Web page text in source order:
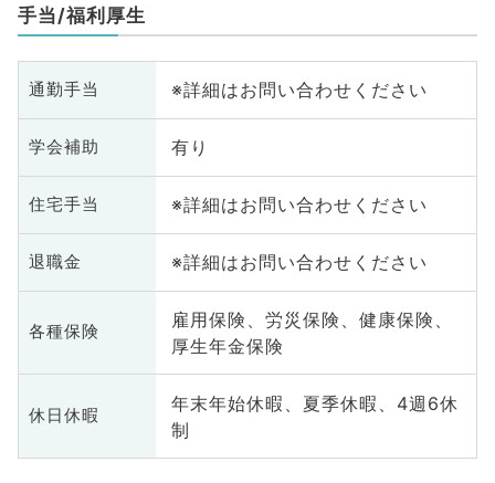
手当/福利厚生
通勤手当 ※詳細はお問い合わせください
学会補助 有り
住宅手当 ※詳細はお問い合わせください
退職金 ※詳細はお問い合わせください
各種保険
雇用保険、労災保険、健康保険、
厚生年金保険
休日休暇
年末年始休暇、夏季休暇、4週6休
制